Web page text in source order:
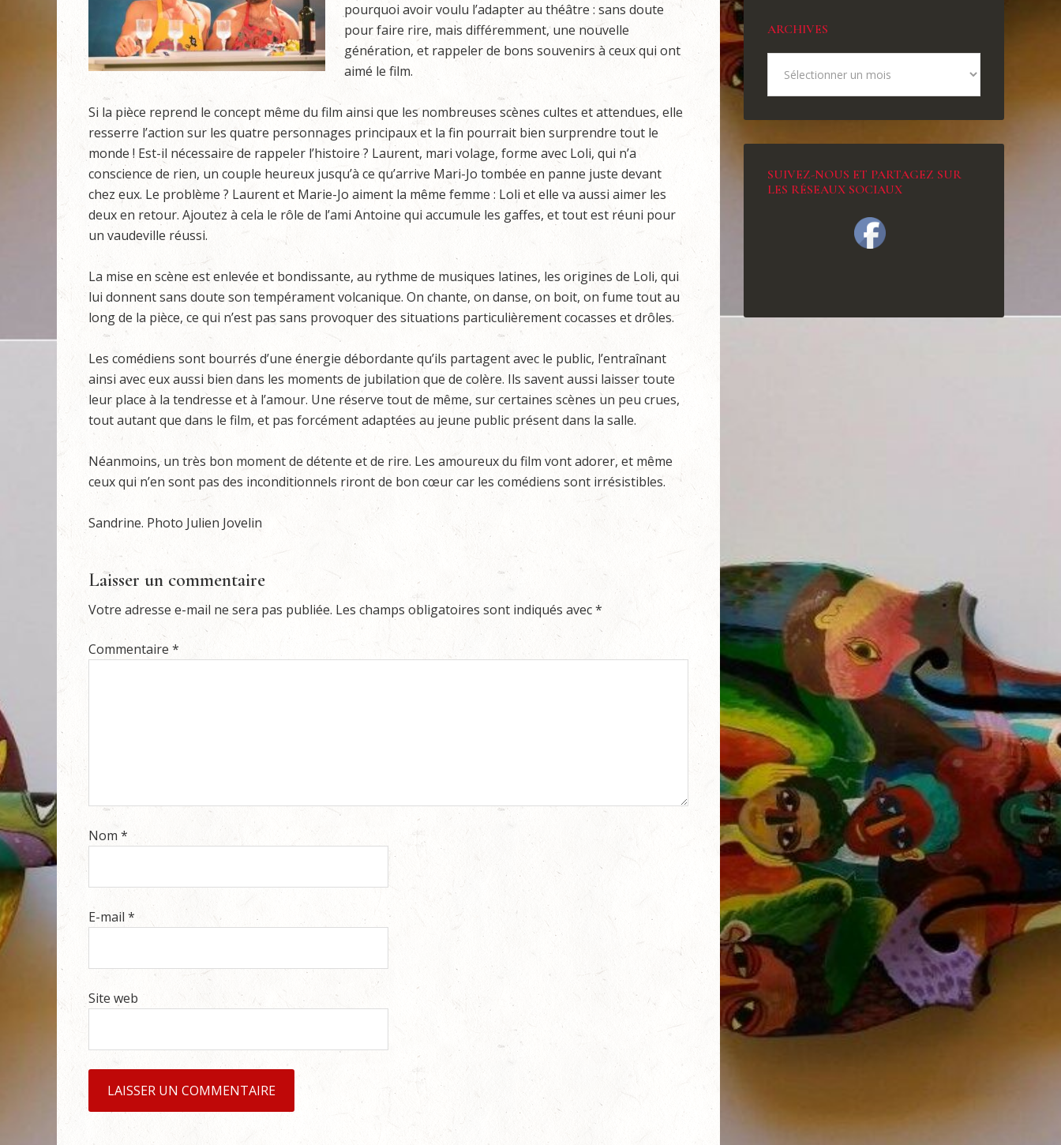
pourquoi avoir voulu l’adapter au théâtre : sans doute
pour faire rire, mais différemment, une nouvelle
génération, et rappeler de bons souvenirs à ceux qui ont
aimé le film.
Si la pièce reprend le concept même du film ainsi que les nombreuses scènes cultes et attendues, elle
resserre l’action sur les quatre personnages principaux et la fin pourrait bien surprendre tout le
monde ! Est-il nécessaire de rappeler l’histoire ? Laurent, mari volage, forme avec Loli, qui n’a
conscience de rien, un couple heureux jusqu’à ce qu’arrive Mari-Jo tombée en panne juste devant
chez eux. Le problème ? Laurent et Marie-Jo aiment la même femme : Loli et elle va aussi aimer les
deux en retour. Ajoutez à cela le rôle de l’ami Antoine qui accumule les gaffes, et tout est réuni pour
un vaudeville réussi.
La mise en scène est enlevée et bondissante, au rythme de musiques latines, les origines de Loli, qui
lui donnent sans doute son tempérament volcanique. On chante, on danse, on boit, on fume tout au
long de la pièce, ce qui n’est pas sans provoquer des situations particulièrement cocasses et drôles.
Les comédiens sont bourrés d’une énergie débordante qu’ils partagent avec le public, l’entraînant
ainsi avec eux aussi bien dans les moments de jubilation que de colère. Ils savent aussi laisser toute
leur place à la tendresse et à l’amour. Une réserve tout de même, sur certaines scènes un peu crues,
tout autant que dans le film, et pas forcément adaptées au jeune public présent dans la salle.
Néanmoins, un très bon moment de détente et de rire. Les amoureux du film vont adorer, et même
ceux qui n’en sont pas des inconditionnels riront de bon cœur car les comédiens sont irrésistibles.
Sandrine. Photo Julien Jovelin
Laisser un commentaire
Votre adresse e-mail ne sera pas publiée. Les champs obligatoires sont indiqués avec*
Commentaire *
Nom*
E-mail *
Site web
ARCHIVES
SUIVEZ-NOUS ET PARTAGEZ SUR
LES RÉSEAUX SOCIAUX